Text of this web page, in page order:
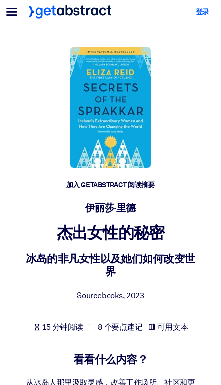
菜单
面向团队与管理者
为您的员工配备关键的人工智能技能。
帮助您的管理者为未来的工作时代做好准备。
让团队更轻松地共同学习、解决实际问题并更快采取行动。
培养您的员工应对未来挑战所需的技能。
面向 LMS/LXP
将简短且经过验证的知识引入您的 LMS/LXP，以获得更强的学习效
面向人工智能系统
面向人工智能系统
登录
加入 GETABSTRACT 阅读摘要
伊丽莎·里德
杰出女性的秘密
冰岛的非凡女性以及她们如何改变世
界
Sourcebooks,2023
15 分钟阅读 8 个要点速记 可用文本
看看什么内容？
从冰岛人那里汲取灵感，改善工作场所、社区和更